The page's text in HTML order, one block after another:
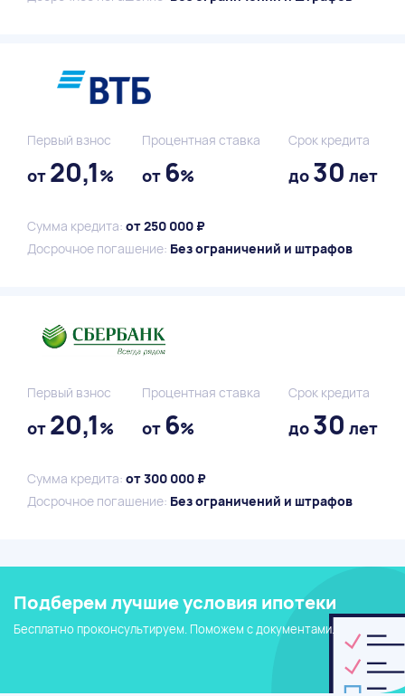
Первый взнос
от 20,1%
Процентная ставка
от 6%
Срок кредита
до 30 лет
Сумма кредита: от 250 000 ₽
Досрочное погашение: Без ограничений и штрафов
Первый взнос
от 20,1%
Процентная ставка
от 6%
Срок кредита
до 30 лет
Сумма кредита: от 300 000 ₽
Досрочное погашение: Без ограничений и штрафов
Подберем лучшие условия ипотеки
Бесплатно проконсультируем. Поможем с документами.